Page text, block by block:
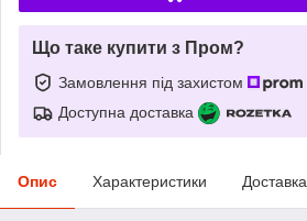
Що таке купити з Пром?
Замовлення під захистом
Доступна доставка
Опис Характеристики Доставка